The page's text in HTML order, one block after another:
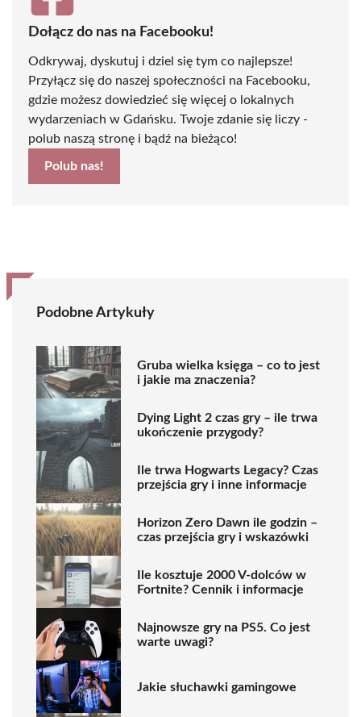
Dołącz do nas na Facebooku!
Odkrywaj, dyskutuj i dziel się tym co najlepsze!
Przyłącz się do naszej społeczności na Facebooku,
gdzie możesz dowiedzieć się więcej o lokalnych
wydarzeniach w Gdańsku. Twoje zdanie się liczy -
polub naszą stronę i bądź na bieżąco!
Polub nas!
Podobne Artykuły
Gruba wielka księga – co to jest
i jakie ma znaczenia?
Dying Light 2 czas gry – ile trwa
ukończenie przygody?
Ile trwa Hogwarts Legacy? Czas
przejścia gry i inne informacje
Horizon Zero Dawn ile godzin –
czas przejścia gry i wskazówki
Ile kosztuje 2000 V-dolców w
Fortnite? Cennik i informacje
Najnowsze gry na PS5. Co jest
warte uwagi?
Jakie słuchawki gamingowe